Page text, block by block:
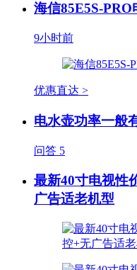
海信85E5S-
9小时前
优惠直达 >
电水壶功率一般
问答 5
最新40寸电视性
广告适老机型